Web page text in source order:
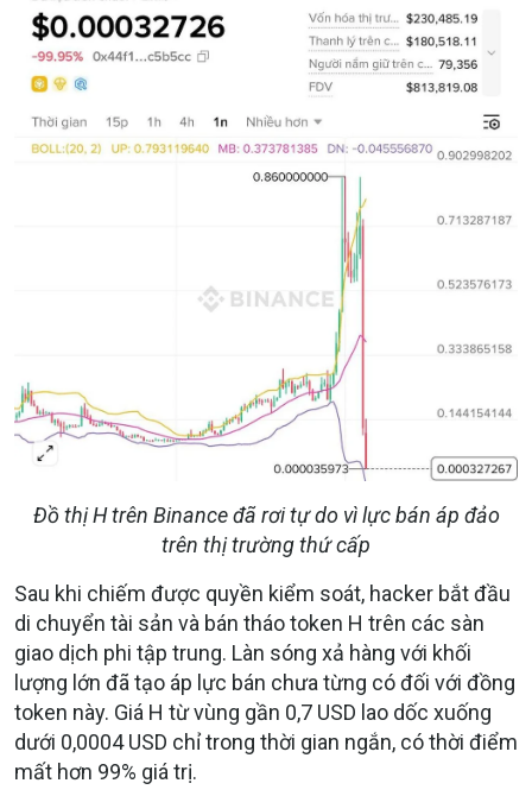
Đồ thị H trên Binance đã rơi tự do vì lực bán áp đảo
trên thị trường thứ cấp
Sau khi chiếm được quyền kiểm soát, hacker bắt đầu
di chuyển tài sản và bán tháo token H trên các sàn
giao dịch phi tập trung. Làn sóng xả hàng với khối
lượng lớn đã tạo áp lực bán chưa từng có đối với đồng
token này. Giá H từ vùng gần 0,7 USD lao dốc xuống
dưới 0,0004 USD chỉ trong thời gian ngắn, có thời điểm
mất hơn 99% giá trị.